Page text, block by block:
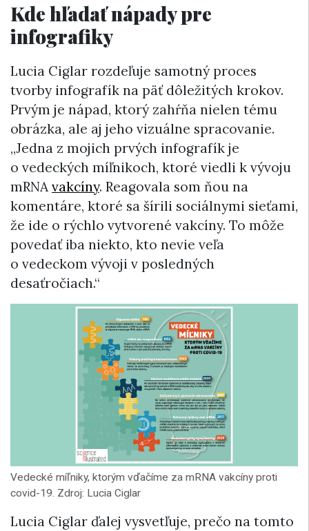
Kde hľadať nápady pre
infografiky
Lucia Ciglar rozdeľuje samotný proces
tvorby infografík na päť dôležitých krokov.
Prvým je nápad, ktorý zahŕňa nielen tému
obrázka, ale aj jeho vizuálne spracovanie.
„Jedna z mojich prvých infografík je
o vedeckých míľnikoch, ktoré viedli k vývoju
mRNAvakcíny. Reagovala som ňou na
komentáre, ktoré sa šírili sociálnymi sieťami,
že ide o rýchlo vytvorené vakcíny. To môže
povedať iba niekto, kto nevie veľa
o vedeckom vývoji v posledných
desaťročiach.“
Vedecké míľniky, ktorým vďačíme za mRNA vakcíny proti
covid-19. Zdroj: Lucia Ciglar
Lucia Ciglar ďalej vysvetľuje, prečo na tomto